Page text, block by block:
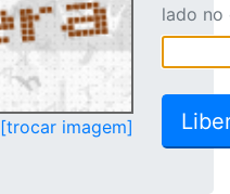
[trocar imagem]
lado no